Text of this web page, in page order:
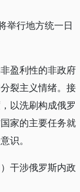
举行地方统一日
盈利性的非政府
裂主义情绪。接
以洗刷构成俄罗
家的主要任务就
识。
干涉俄罗斯内政